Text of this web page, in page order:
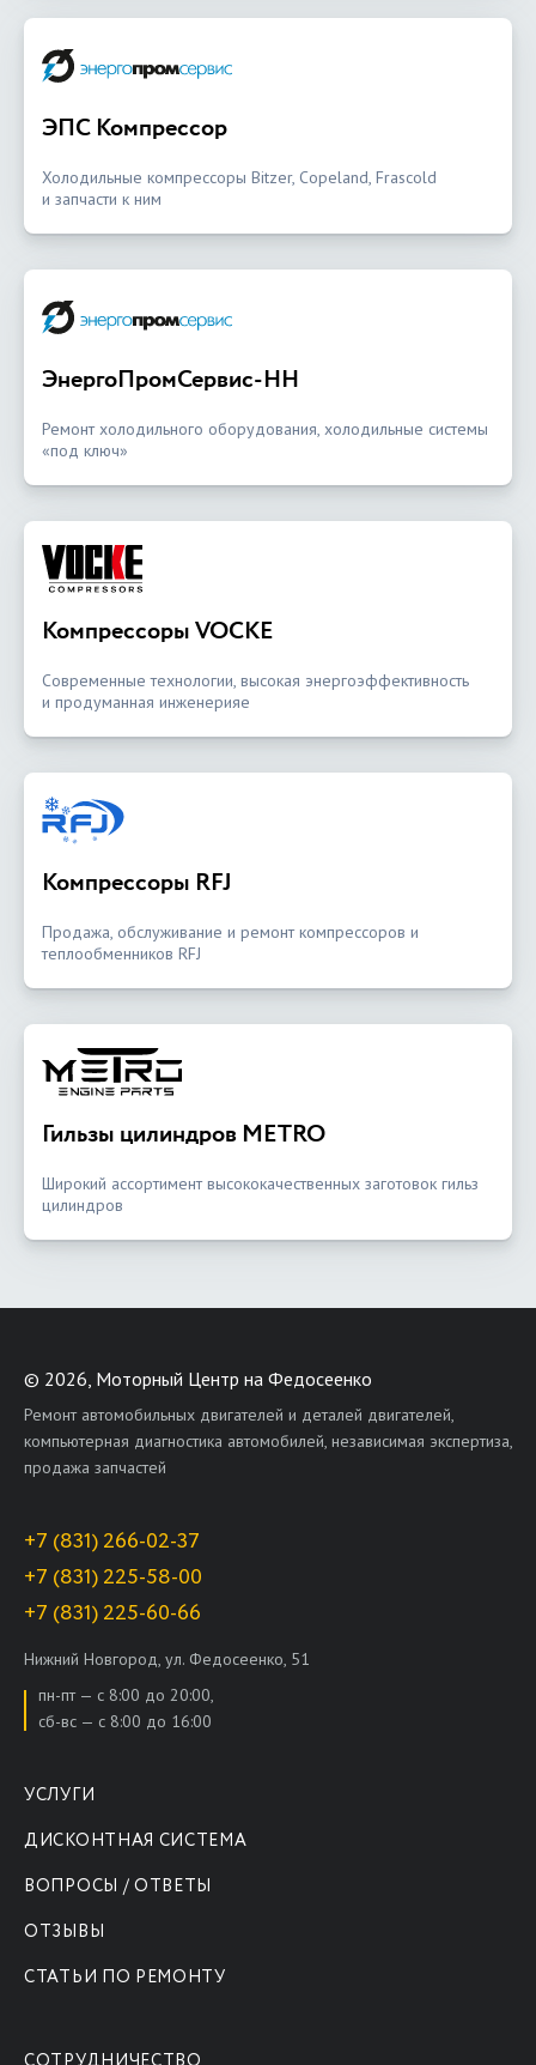
ЭПС Компрессор
Холодильные компрессоры Bitzer, Copeland, Frascold
и запчасти к ним
ЭнергоПромСервис-НН
Ремонт холодильного оборудования, холодильные системы
«под ключ»
Компрессоры VOCKE
Современные технологии, высокая энергоэффективность
и продуманная инженерияе
Компрессоры RFJ
Продажа, обслуживание и ремонт компрессоров и
теплообменников RFJ
Гильзы цилиндров METRO
Широкий ассортимент высококачественных заготовок гильз
цилиндров
© 2026, Моторный Центр на Федосеенко
Ремонт автомобильных двигателей и деталей двигателей,
компьютерная диагностика автомобилей, независимая экспертиза,
продажа запчастей
+7 (831) 266-02-37
+7 (831) 225-58-00
+7 (831) 225-60-66
Нижний Новгород, ул. Федосеенко, 51
пн-пт — с 8:00 до 20:00,
сб-вс — с 8:00 до 16:00
УСЛУГИ
ДИСКОНТНАЯ СИСТЕМА
ВОПРОСЫ / ОТВЕТЫ
ОТЗЫВЫ
СТАТЬИ ПО РЕМОНТУ